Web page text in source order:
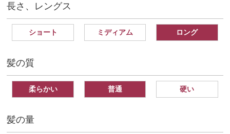
長さ、レングス
ショート ミディアム ロング
髪の質
柔らかい 普通 硬い
髪の量